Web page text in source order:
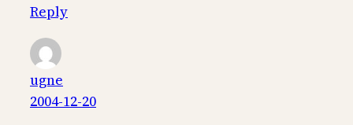
Reply
ugne
2004-12-20